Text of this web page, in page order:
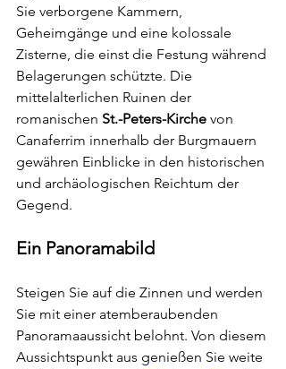
Sie verborgene Kammern,
Geheimgänge und eine kolossale
Zisterne, die einst die Festung während
Belagerungen schützte. Die
mittelalterlichen Ruinen der
romanischen St.-Peters-Kirche von
Canaferrim innerhalb der Burgmauern
gewähren Einblicke in den historischen
und archäologischen Reichtum der
Gegend.
Ein Panoramabild
Steigen Sie auf die Zinnen und werden
Sie mit einer atemberaubenden
Panoramaaussicht belohnt. Von diesem
Aussichtspunkt aus genießen Sie weite